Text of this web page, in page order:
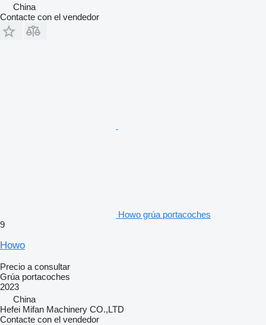
China
Contacte con el vendedor
Howo grúa portacoches
9
Howo
Precio a consultar
Grúa portacoches
2023
China
Hefei Mifan Machinery CO.,LTD
Contacte con el vendedor